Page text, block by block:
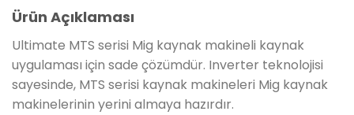
Ürün Açıklaması
Ultimate MTS serisi Mig kaynak makineli kaynak
uygulaması için sade çözümdür. Inverter teknolojisi
sayesinde, MTS serisi kaynak makineleri Mig kaynak
makinelerinin yerini almaya hazırdır.